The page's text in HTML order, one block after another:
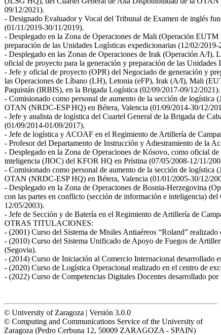
09/12/2021).
- Designado Evaluador y Vocal del Tribunal de Examen de inglés
(01/11/2019-30/11/2019).
- Desplegado en la Zona de Operaciones de Mali (Operación
preparación de las Unidades Logísticas expedicionarias (12/02/
- Desplegado en las Zonas de Operaciones de Irak (Operación A/
oficial de proyecto para la generación y preparación de las
- Jefe y oficial de proyecto (OPR) del Negociado de generación y
las Operaciones de Líbano (LH), Letonia (eFP), Irak (A/I), Mali
Paquistán (IRBIS), en la Brigada Logística (02/09/2017-09/12/2021).
- Comisionado como personal de aumento de la sección de
OTAN (NRDC-ESP HQ) en Bétera, Valencia (01/09/2014-30/12/
- Jefe y analista de logística del Cuartel General de la Brigada de
(01/09/2014-01/09/2017).
- Jefe de logística y ACOAF en el Regimiento de Artillería de
- Profesor del Departamento de Instrucción y Adiestramiento de la
- Desplegado en la Zona de Operaciones de Kósovo, como oficial
inteligencia (JIOC) del KFOR HQ en Prístina (07/05/2008-12/11/
- Comisionado como personal de aumento de la sección de
OTAN (NRDC-ESP HQ) en Bétera, Valencia (01/01/2005-30/12/
- Desplegado en la Zona de Operaciones de Bosnia-Herzegovina
con las partes en conflicto (sección de información e inteligencia)
12/05/2003).
- Jefe de Sección y de Batería en el Regimiento de Artillería de
OTRAS TITULACIONES:
- (2001) Curso del Sistema de Misiles Antiaéreos “Roland”
- (2010) Curso del Sistema Unificado de Apoyo de Fuegos de
(Segovia).
- (2014) Curso de Iniciación al Comercio Internacional desarrollado
- (2020) Curso de Logística Operacional realizado en el centro de
- (2022) Curso de Competencias Digitales Docentes desarrollado
© University of Zaragoza | Versión 3.0.0
© Computing and Communications Service of the University of
Zaragoza (Pedro Cerbuna 12, 50009 ZARAGOZA - SPAIN)